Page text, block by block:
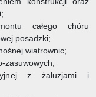
całego chóru
posadzki;
wiatrownic;
zasuwowych;
z żaluzjami i